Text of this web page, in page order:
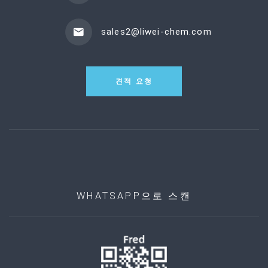
sales2@liwei-chem.com
견적 요청
WHATSAPP으로 스캔